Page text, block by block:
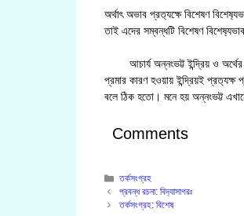
অর্থাৎ অভাব প্রত‍্যক্ষে বিশেষণ
তাই এদের সম্বন্ধটি বিশেষণ
আচার্য অন্নংভট্ট ইন্দ্রিয় ও অর্থের
প্রমার কারণ হওয়ায় ইন্দ্রিয়ই প্রত‍্যক্ষ
বলে ঠিক হতো। মনে হয় অন্নংভট্ট
Comments
Categories
তর্কসংগ্রহ
প্রবন্ধ রচনা: বিদ‍্যাসাগরঃ
তর্কসংগ্রহ: বিশেষ